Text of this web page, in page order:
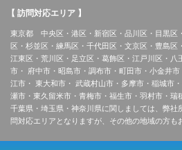
【 訪問対応エリア 】
東京都 中央区・港区・新宿区・品川区・目黒区
区・杉並区・練馬区・千代田区・文京区・豊島区
江東区・荒川区・足立区・葛飾区・江戸川区・八
市・ 府中市・昭島市・調布市・町田市・小金井
江市・ 東大和市・ 武蔵村山市・多摩市・稲城市
瀬市・東久留米市・青梅市・福生市・羽村市・瑞
千葉県・埼玉県・神奈川県に関しましては、弊社
問対応エリアとなりますが、その他の地域の方も